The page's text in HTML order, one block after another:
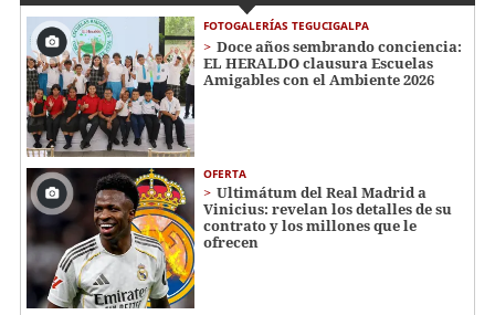
FOTOGALERÍAS TEGUCIGALPA
Doce años sembrando conciencia:
EL HERALDO clausura Escuelas
Amigables con el Ambiente 2026
OFERTA
Ultimátum del Real Madrid a
Vinicius: revelan los detalles de su
contrato y los millones que le
ofrecen